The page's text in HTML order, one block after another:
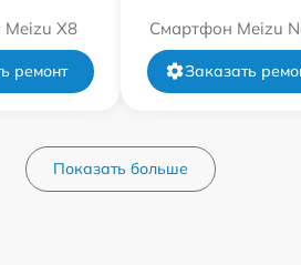
X8
ремонт
Смартфон Meizu
Заказать
Показать больше